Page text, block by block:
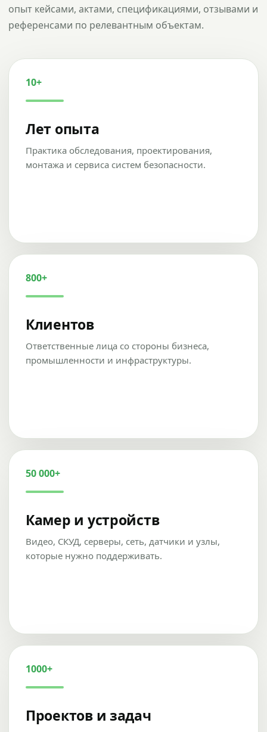
опыт кейсами, актами, спецификациями, отзывами и
референсами по релевантным объектам.
10+
Лет опыта
Практика обследования, проектирования,
монтажа и сервиса систем безопасности.
800+
Клиентов
Ответственные лица со стороны бизнеса,
промышленности и инфраструктуры.
50 000+
Камер и устройств
Видео, СКУД, серверы, сеть, датчики и узлы,
которые нужно поддерживать.
1000+
Проектов и задач